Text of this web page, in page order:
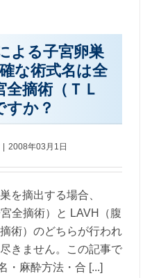
よる子宮卵巣
な術式名は全
全摘術（ＴＬ
すか？
| 2008年03月1日
を摘出する場合、
全摘術）と LAVH（腹
術）のどちらが行われ
きません。この記事で
・麻酔方法・合 [...]